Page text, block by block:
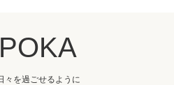
々を過ごせるように